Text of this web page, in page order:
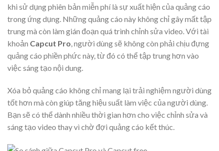
khi sử dụng phiên bản miễn phí là sự xuất hiện của quảng cáo
trong ứng dụng. Những quảng cáo này không chỉ gây mất tập
trung mà còn làm gián đoạn quá trình chỉnh sửa video. Với tài
khoản Capcut Pro, người dùng sẽ không còn phải chịu đựng
quảng cáo phiền phức này, từ đó có thể tập trung hơn vào
việc sáng tạo nội dung.
Xóa bỏ quảng cáo không chỉ mang lại trải nghiệm người dùng
tốt hơn mà còn giúp tăng hiệu suất làm việc của người dùng.
Bạn sẽ có thể dành nhiều thời gian hơn cho việc chỉnh sửa và
sáng tạo video thay vì chờ đợi quảng cáo kết thúc.